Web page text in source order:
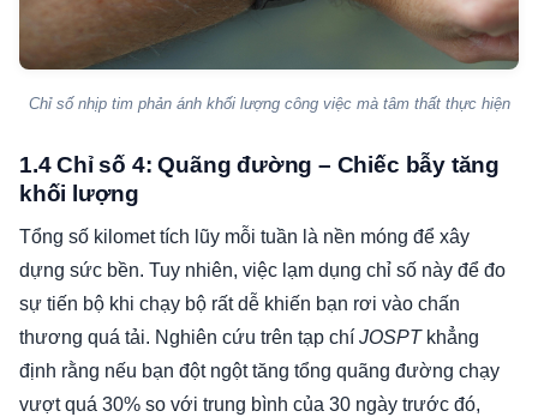
Chỉ số nhịp tim phản ánh khối lượng công việc mà tâm thất thực hiện
1.4 Chỉ số 4: Quãng đường – Chiếc bẫy tăng
khối lượng
Tổng số kilomet tích lũy mỗi tuần là nền móng để xây
dựng sức bền. Tuy nhiên, việc lạm dụng chỉ số này để đo
sự tiến bộ khi chạy bộ rất dễ khiến bạn rơi vào chấn
thương quá tải. Nghiên cứu trên tạp chí JOSPTkhẳng
định rằng nếu bạn đột ngột tăng tổng quãng đường chạy
vượt quá 30% so với trung bình của 30 ngày trước đó,